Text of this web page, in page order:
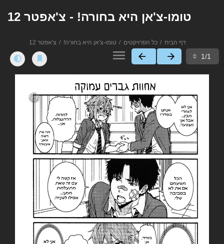
טומו-צ'אן היא בחורה! - צ'אפטר 12
דף הבית כל הפרויקטים טומו-צ'אן היא בחורה! צ'אפטר 12